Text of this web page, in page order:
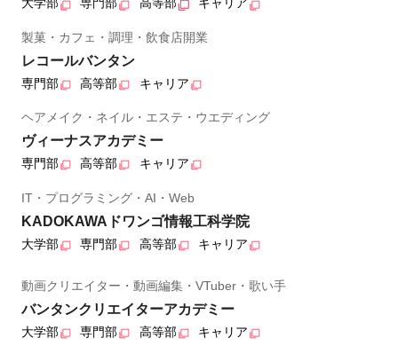
大学部 専門部 高等部 キャリア
製菓・カフェ・調理・飲食店開業
レコールバンタン
専門部 高等部 キャリア
ヘアメイク・ネイル・エステ・ウエディング
ヴィーナスアカデミー
専門部 高等部 キャリア
IT・プログラミング・AI・Web
KADOKAWAドワンゴ情報工科学院
大学部 専門部 高等部 キャリア
動画クリエイター・動画編集・VTuber・歌い手
バンタンクリエイターアカデミー
大学部 専門部 高等部 キャリア